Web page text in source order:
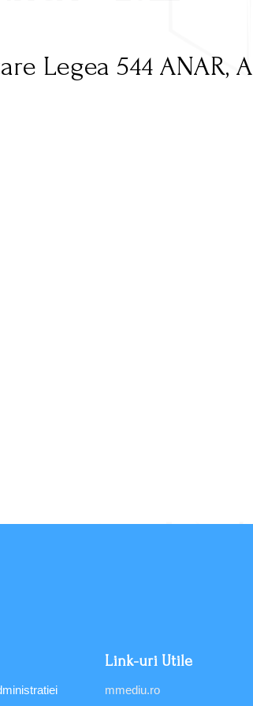
Legea 544 ANAR,
Link-uri Utile
mmediu.ro